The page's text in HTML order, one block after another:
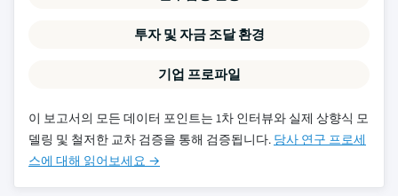
투자 및 자금 조달 환경
기업 프로파일
이 보고서의 모든 데이터 포인트는 1차 인터뷰와 실제 상향식 모
델링 및 철저한 교차 검증을 통해 검증됩니다. 당사 연구 프로세
스에 대해 읽어보세요 →